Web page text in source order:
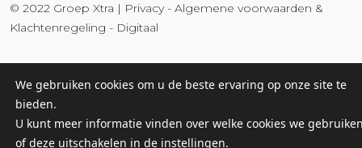
© 2022 Groep Xtra | Privacy- Algemene voorwaarden &
Klachtenregeling - Digitaal
We gebruiken cookies om u de beste ervaring op onze site te
bieden.
U kunt meer informatie vinden over welke cookies we
of deze uitschakelen in de instellingen.